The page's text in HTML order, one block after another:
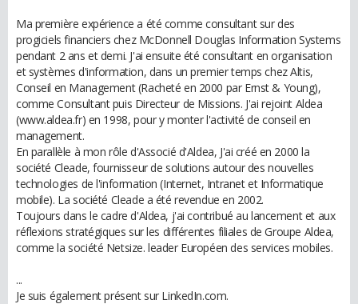
Ma première expérience a été comme consultant sur des
progiciels financiers chez McDonnell Douglas Information Systems
pendant 2 ans et demi. J'ai ensuite été consultant en organisation
et systèmes d'information, dans un premier temps chez Altis,
Conseil en Management (Racheté en 2000 par Ernst & Young),
comme Consultant puis Directeur de Missions. J'ai rejoint Aldea
(www.aldea.fr) en 1998, pour y monter l'activité de conseil en
management.
En parallèle à mon rôle d'Associé d'Aldea, J'ai créé en 2000 la
société Cleade, fournisseur de solutions autour des nouvelles
technologies de l'information (Internet, Intranet et Informatique
mobile). La société Cleade a été revendue en 2002.
Toujours dans le cadre d'Aldea, j'ai contribué au lancement et aux
réflexions stratégiques sur les différentes filiales de Groupe Aldea,
comme la société Netsize. leader Européen des services mobiles.
...
Je suis également présent sur LinkedIn.com.